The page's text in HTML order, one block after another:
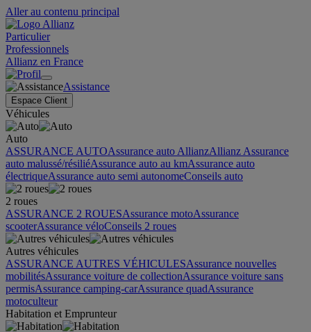
Aller au contenu principal
Particulier
Professionnels
Allianz en France
Assistance
Espace Client
Véhicules
Auto
ASSURANCE AUTOAssurance auto AllianzAllianz Assurance
auto malussé/résiliéAssurance auto au kmAssurance auto
électriqueAssurance auto semi autonomeConseils auto
2 roues
ASSURANCE 2 ROUESAssurance motoAssurance
scooterAssurance véloConseils 2 roues
Autres véhicules
ASSURANCE AUTRES VÉHICULESAssurance nouvelles
mobilitésAssurance voiture de collectionAssurance voiture sans
permisAssurance camping-carAssurance quadAssurance
motoculteur
Habitation et Emprunteur